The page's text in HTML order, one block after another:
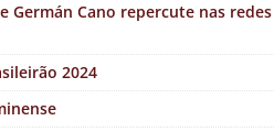
Germán Cano repercute nas redes
2024